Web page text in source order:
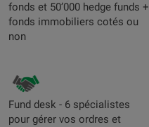
fonds et 50’000 hedge funds +
fonds immobiliers cotés ou
non
Fund desk - 6 spécialistes
pour gérer vos ordres et